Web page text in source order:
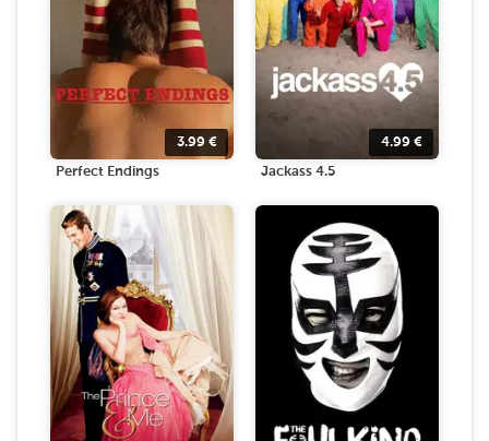
3.99 €
Perfect Endings
4.99 €
Jackass 4.5